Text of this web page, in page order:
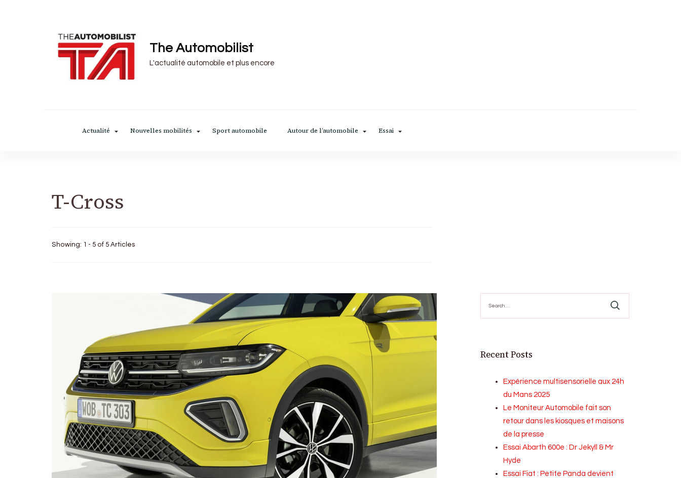
The Automobilist
L'actualité automobile et plus encore
Actualité Nouvelles mobilités Sport automobile Autour de l’automobile Essai
T-Cross
Showing: 1 - 5 of 5 Articles
for:
Recent Posts
Expérience multisensorielle aux 24h
du Mans 2025
Le Moniteur Automobile fait son
retour dans les kiosques et maisons
de la presse
Essai Abarth 600e : Dr Jekyll & Mr
Hyde
Essai Fiat : Petite Panda devient